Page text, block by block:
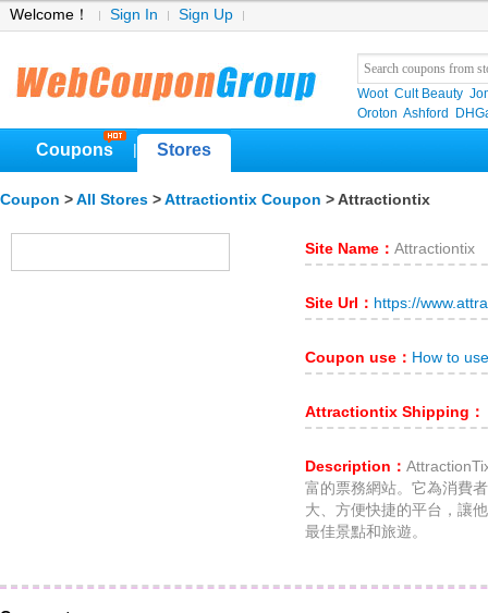
Welcome！ Sign In Sign Up
Woot Cult Beauty
Oroton Ashford
Coupons Stores
Coupon > All Stores > Attractiontix Coupon > Attractiontix
Site Name： Attractiontix
Site Url： https://
Coupon use： How to
Attractiontix Shipping：
Description：
富的票務網站。它為消費
大、方便快捷的平台，讓
最佳景點和旅遊。